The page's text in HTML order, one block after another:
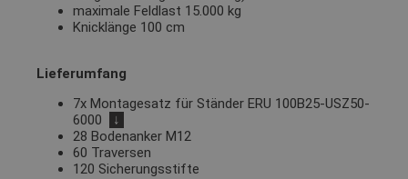
maximale Feldlast 15.000 kg
Knicklänge 100 cm
Lieferumfang
7x Montagesatz für Ständer ERU 100B25-USZ50-
6000
↓
28 Bodenanker M12
60 Traversen
120 Sicherungsstifte